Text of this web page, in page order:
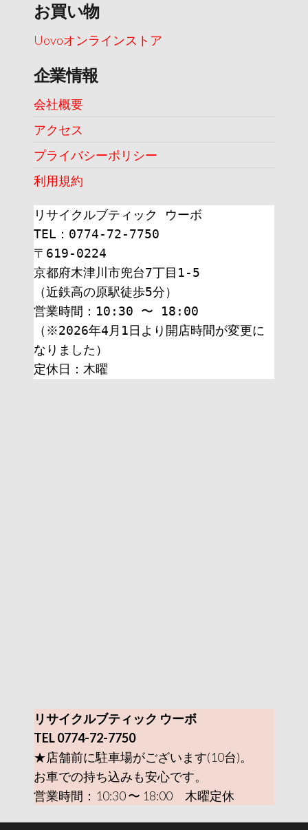
お買い物
Uovoオンラインストア
企業情報
会社概要
アクセス
プライバシーポリシー
利用規約
リサイクルブティック ウーボ
TEL：0774-72-7750
〒619-0224
京都府木津川市兜台7丁目1-5
（近鉄高の原駅徒歩5分）
営業時間：10:30 〜 18:00
（※2026年4月1日より開店時間が変更に
なりました）
定休日：木曜
リサイクルブティック ウーボ
TEL 0774-72-7750
★店舗前に駐車場がございます(10台)。
お車での持ち込みも安心です。
営業時間：10:30 〜 18:00 木曜定休